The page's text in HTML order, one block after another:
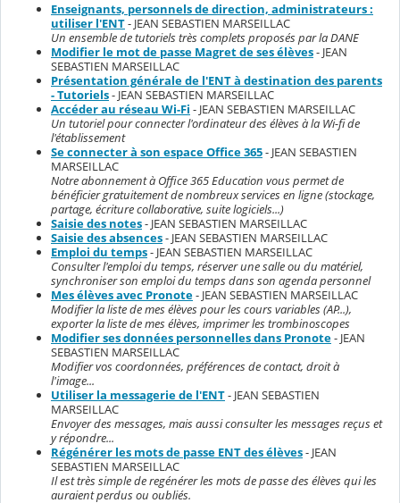
Enseignants, personnels de direction, administrateurs :
utiliser l'ENT- JEAN SEBASTIEN MARSEILLAC
Un ensemble de tutoriels très complets proposés par la DANE
Modifier le mot de passe Magret de ses élèves- JEAN
SEBASTIEN MARSEILLAC
Présentation générale de l'ENT à destination des parents
- Tutoriels- JEAN SEBASTIEN MARSEILLAC
Accéder au réseau Wi-Fi - JEAN SEBASTIEN MARSEILLAC
Un tutoriel pour connecter l'ordinateur des élèves à la Wi-fi de
l'établissement
Se connecter à son espace Office 365- JEAN SEBASTIEN
MARSEILLAC
Notre abonnement à Office 365 Education vous permet de
bénéficier gratuitement de nombreux services en ligne (stockage,
partage, écriture collaborative, suite logiciels...)
Saisie des notes- JEAN SEBASTIEN MARSEILLAC
Saisie des absences- JEAN SEBASTIEN MARSEILLAC
Emploi du temps- JEAN SEBASTIEN MARSEILLAC
Consulter l'emploi du temps, réserver une salle ou du matériel,
synchroniser son emploi du temps dans son agenda personnel
Mes élèves avec Pronote- JEAN SEBASTIEN MARSEILLAC
Modifier la liste de mes élèves pour les cours variables (AP...),
exporter la liste de mes élèves, imprimer les trombinoscopes
Modifier ses données personnelles dans Pronote- JEAN
SEBASTIEN MARSEILLAC
Modifier vos coordonnées, préférences de contact, droit à
l'image...
Utiliser la messagerie de l'ENT- JEAN SEBASTIEN
MARSEILLAC
Envoyer des messages, mais aussi consulter les messages reçus et
y répondre...
Régénérer les mots de passe ENT des élèves- JEAN
SEBASTIEN MARSEILLAC
Il est très simple de regénérer les mots de passe des élèves qui les
auraient perdus ou oubliés.